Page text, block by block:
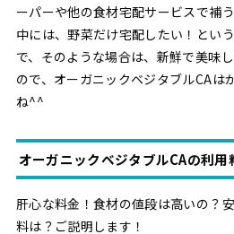
ーパーや他の食材宅配サービスで補
中には、野菜だけ宅配したい！とい
で、そのような場合は、新鮮で美味
ので、オーガニックベジタブルCAは
ね^^
オーガニックベジタブルCAの利用
肝心な料金！食材の値段は高いの？
料は？ご説明します！